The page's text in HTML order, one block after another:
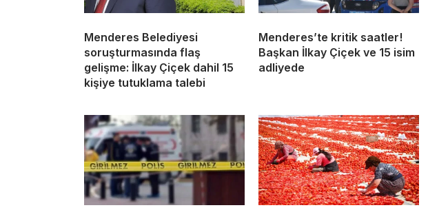
Menderes Belediyesi
soruşturmasında flaş
gelişme: İlkay Çiçek dahil 15
kişiye tutuklama talebi
Menderes’te kritik saatler!
Başkan İlkay Çiçek ve 15 isim
adliyede